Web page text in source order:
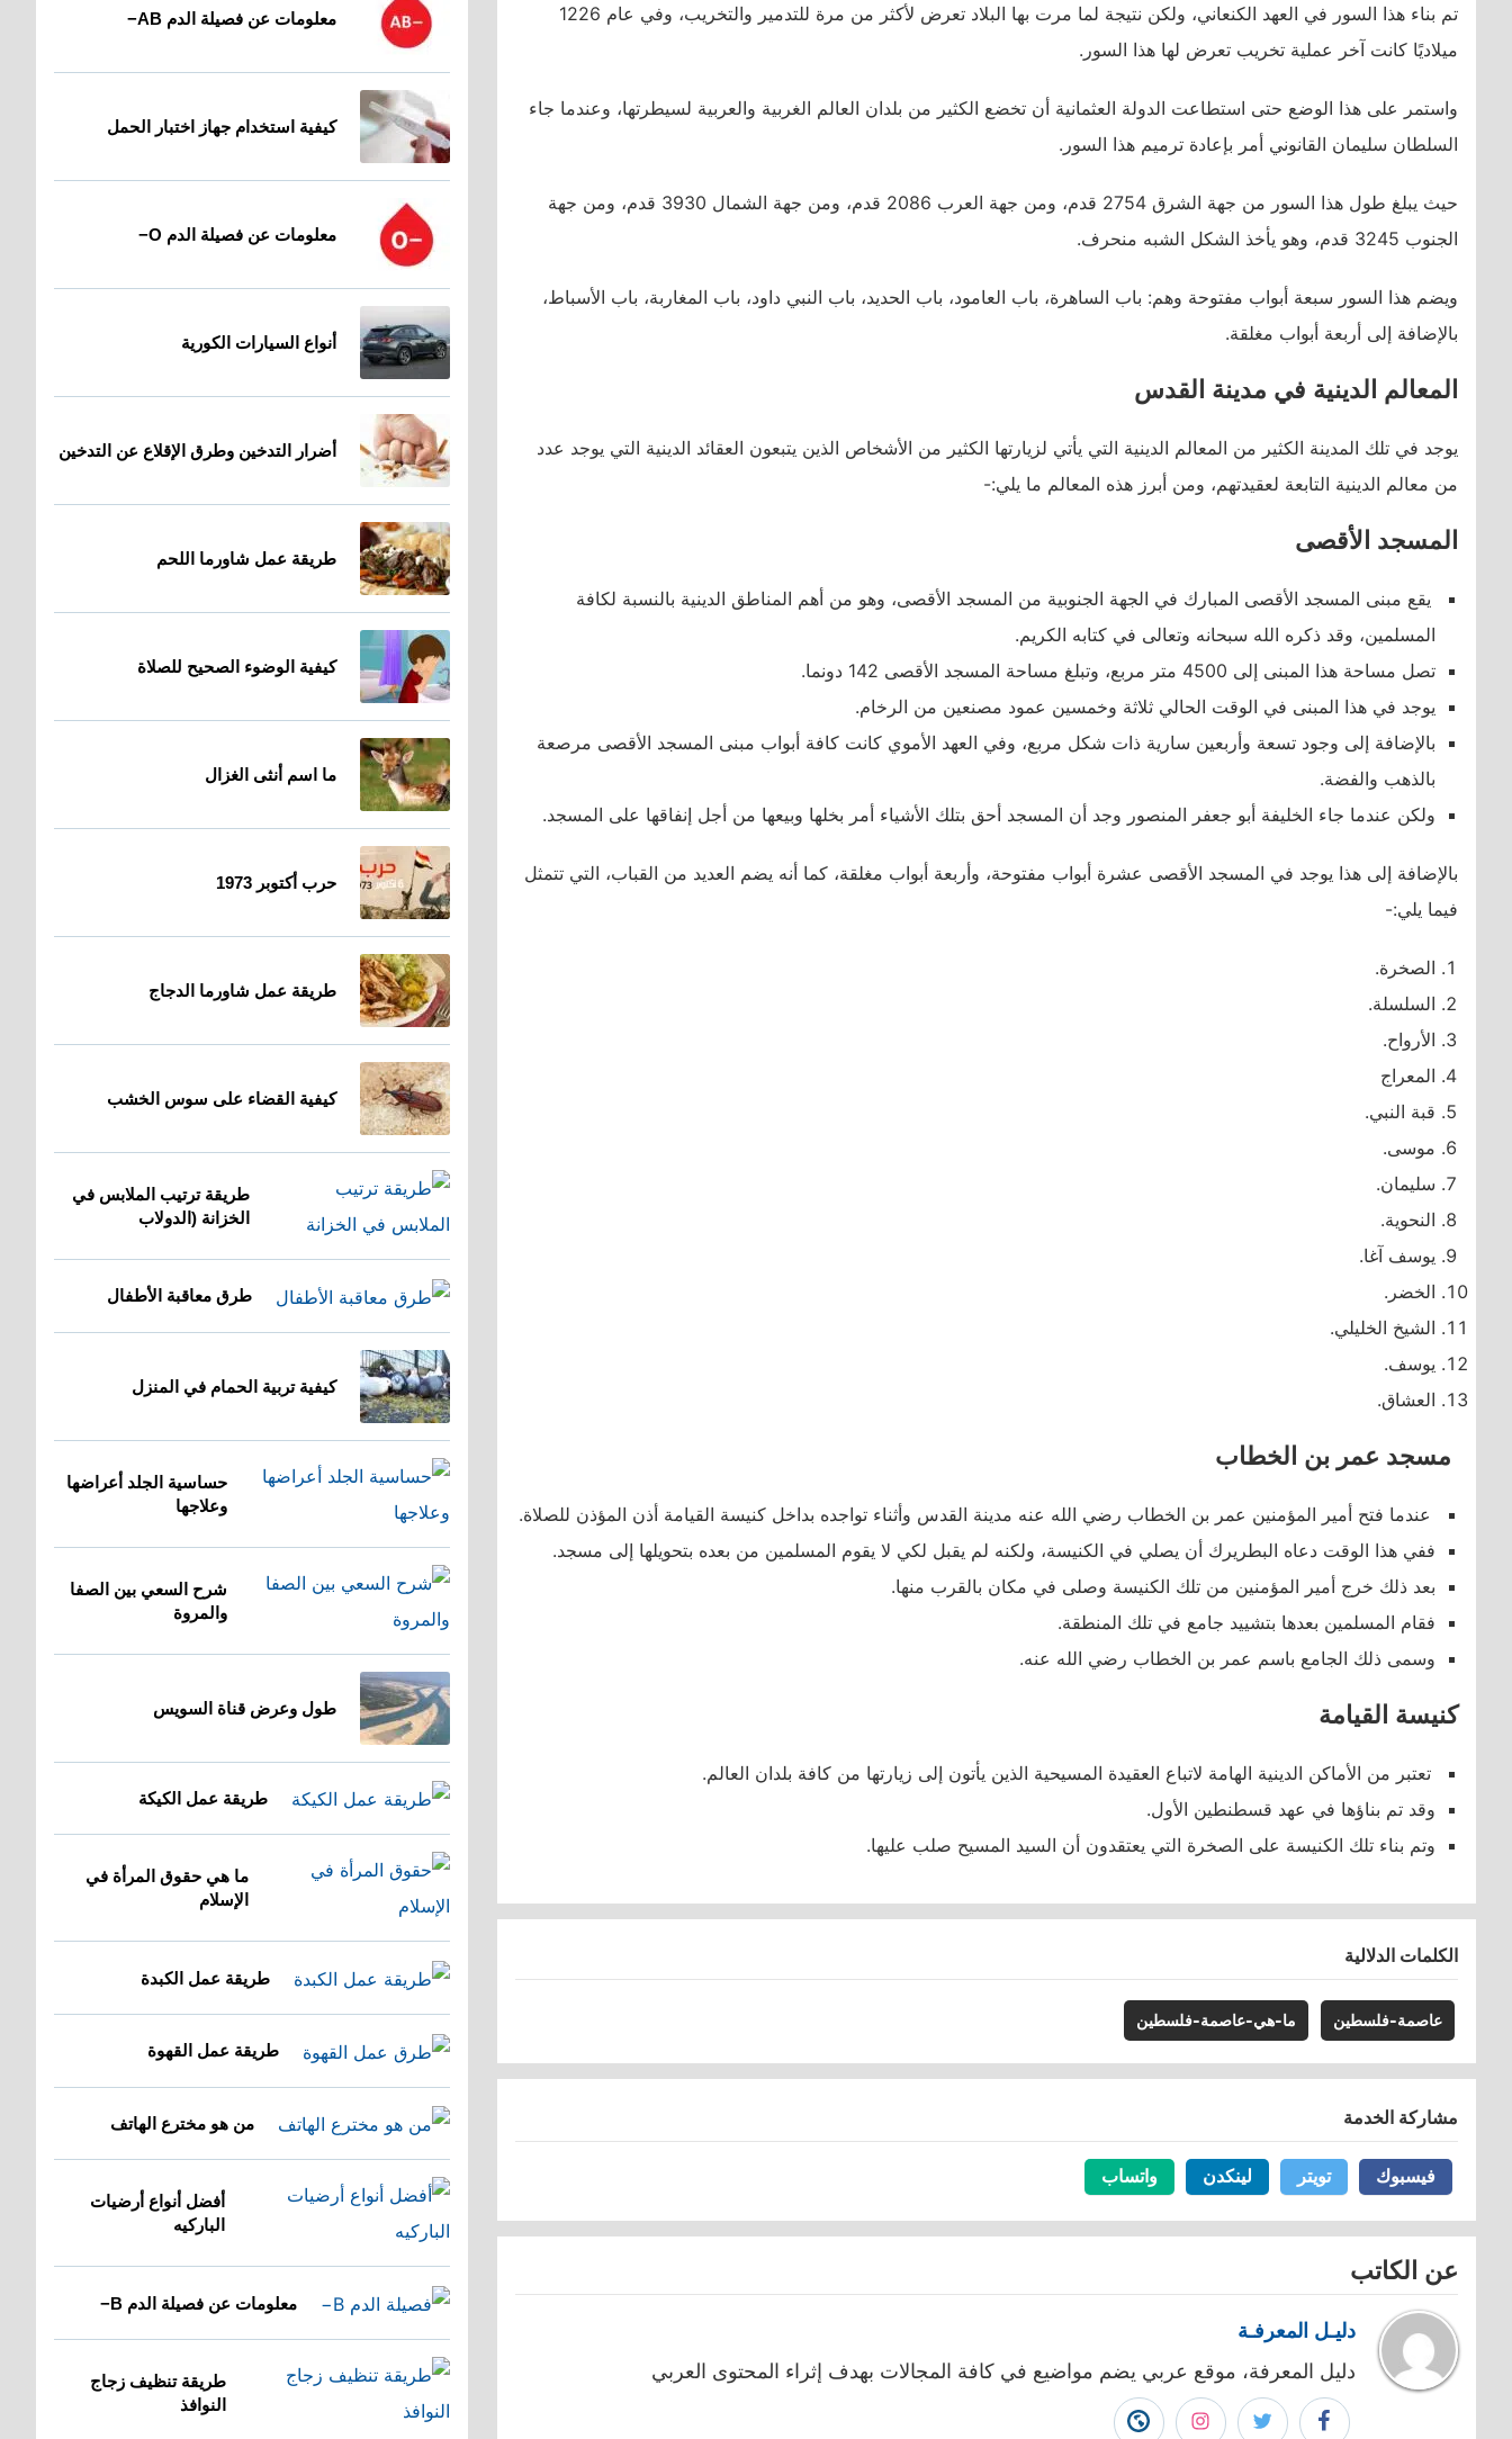
تم بناء هذا السور في العهد الكنعاني، ولكن نتيجة لما مرت بها البلاد تعرض لأكثر من مرة للتدمير والتخريب، وفي عام 1226
ميلاديًا كانت آخر عملية تخريب تعرض لها هذا السور.
واستمر على هذا الوضع حتى استطاعت الدولة العثمانية أن تخضع الكثير من بلدان العالم الغربية والعربية لسيطرتها، وعندما جاء
السلطان سليمان القانوني أمر بإعادة ترميم هذا السور.
حيث يبلغ طول هذا السور من جهة الشرق 2754 قدم، ومن جهة العرب 2086 قدم، ومن جهة الشمال 3930 قدم، ومن جهة
الجنوب 3245 قدم، وهو يأخذ الشكل الشبه منحرف.
ويضم هذا السور سبعة أبواب مفتوحة وهم: باب الساهرة، باب العامود، باب الحديد، باب النبي داود، باب المغاربة، باب الأسباط،
بالإضافة إلى أربعة أبواب مغلقة.
المعالم الدينية في مدينة القدس
يوجد في تلك المدينة الكثير من المعالم الدينية التي يأتي لزيارتها الكثير من الأشخاص الذين يتبعون العقائد الدينية التي يوجد عدد
من معالم الدينية التابعة لعقيدتهم، ومن أبرز هذه المعالم ما يلي:-
المسجد الأقصى
يقع مبنى المسجد الأقصى المبارك في الجهة الجنوبية من المسجد الأقصى، وهو من أهم المناطق الدينية بالنسبة لكافة
المسلمين، وقد ذكره الله سبحانه وتعالى في كتابه الكريم.
تصل مساحة هذا المبنى إلى 4500 متر مربع، وتبلغ مساحة المسجد الأقصى 142 دونما.
يوجد في هذا المبنى في الوقت الحالي ثلاثة وخمسين عمود مصنعين من الرخام.
بالإضافة إلى وجود تسعة وأربعين سارية ذات شكل مربع، وفي العهد الأموي كانت كافة أبواب مبنى المسجد الأقصى مرصعة
بالذهب والفضة.
ولكن عندما جاء الخليفة أبو جعفر المنصور وجد أن المسجد أحق بتلك الأشياء أمر بخلها وبيعها من أجل إنفاقها على المسجد.
بالإضافة إلى هذا يوجد في المسجد الأقصى عشرة أبواب مفتوحة، وأربعة أبواب مغلقة، كما أنه يضم العديد من القباب، التي تتمثل
فيما يلي:-
الصخرة.
السلسلة.
الأرواح.
المعراج
قبة النبي.
موسى.
سليمان.
النحوية.
يوسف آغا.
الخضر.
الشيخ الخليلي.
يوسف.
العشاق.
مسجد عمر بن الخطاب
عندما فتح أمير المؤمنين عمر بن الخطاب رضي الله عنه مدينة القدس وأثناء تواجده بداخل كنيسة القيامة أذن المؤذن للصلاة.
ففي هذا الوقت دعاه البطريرك أن يصلي في الكنيسة، ولكنه لم يقبل لكي لا يقوم المسلمين من بعده بتحويلها إلى مسجد.
بعد ذلك خرج أمير المؤمنين من تلك الكنيسة وصلى في مكان بالقرب منها.
فقام المسلمين بعدها بتشييد جامع في تلك المنطقة.
وسمى ذلك الجامع باسم عمر بن الخطاب رضي الله عنه.
كنيسة القيامة
تعتبر من الأماكن الدينية الهامة لاتباع العقيدة المسيحية الذين يأتون إلى زيارتها من كافة بلدان العالم.
وقد تم بناؤها في عهد قسطنطين الأول.
وتم بناء تلك الكنيسة على الصخرة التي يعتقدون أن السيد المسيح صلب عليها.
الكلمات الدلالية
عاصمة-فلسطين ما-هي-عاصمة-فلسطين
مشاركة الخدمة
فيسبوك فيسبوكتويتر لينكدن لينكدنواتساب
عن الكاتب
دليـل المعرفـة
دليل المعرفة، موقع عربي يضم مواضيع في كافة المجالات بهدف إثراء المحتوى العربي
تابع تابع تابع زيارة
معلومات عن فصيلة الدم AB−
كيفية استخدام جهاز اختبار الحمل
معلومات عن فصيلة الدم O−
أنواع السيارات الكورية
أضرار التدخين وطرق الإقلاع عن التدخين
طريقة عمل شاورما اللحم
كيفية الوضوء الصحيح للصلاة
ما اسم أنثى الغزال
حرب أكتوبر 1973
طريقة عمل شاورما الدجاج
كيفية القضاء على سوس الخشب
طريقة ترتيب الملابس في
الخزانة (الدولاب
طرق معاقبة الأطفال
كيفية تربية الحمام في المنزل
حساسية الجلد أعراضها
وعلاجها
شرح السعي بين الصفا
والمروة
طول وعرض قناة السويس
طريقة عمل الكيكة
ما هي حقوق المرأة في
الإسلام
طريقة عمل الكبدة
طريقة عمل القهوة
من هو مخترع الهاتف
أفضل أنواع أرضيات
الباركيه
معلومات عن فصيلة الدم B−
طريقة تنظيف زجاج
النوافذ